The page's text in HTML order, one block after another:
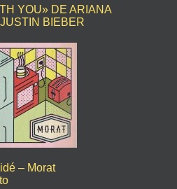
YOU» DE ARIANA
BIEBER
– Morat